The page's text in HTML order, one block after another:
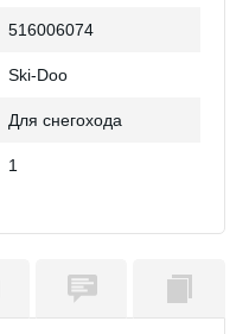
516006074
Ski-Doo
Для снегохода
1